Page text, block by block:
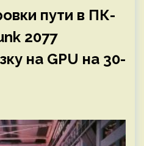
пути в ПК-
2077
на GPU на 30-